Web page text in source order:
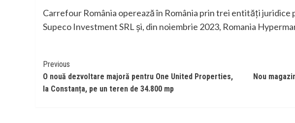
Carrefour România operează în România prin trei entități juridice
Supeco Investment SRL și, din noiembrie 2023, Romania
Continue
Reading
Previous
O nouă dezvoltare majoră pentru One United Properties,
la Constanța, pe un teren de 34.800 mp
Nou